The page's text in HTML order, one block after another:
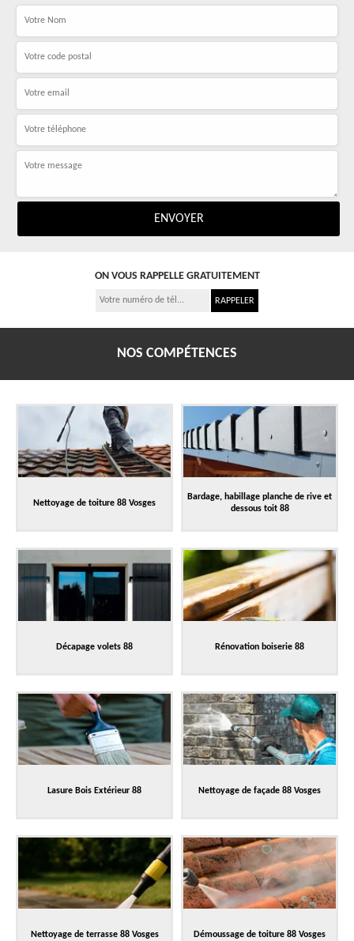
ON VOUS RAPPELLE GRATUITEMENT
NOS COMPÉTENCES
Nettoyage de toiture 88 Vosges
Bardage, habillage planche de rive et
dessous toit 88
Décapage volets 88 Rénovation boiserie 88
Lasure Bois Extérieur 88 Nettoyage de façade 88 Vosges
Nettoyage de terrasse 88 Vosges Démoussage de toiture 88 Vosges